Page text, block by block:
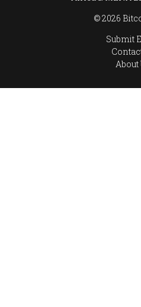
© 2026
Submit
About